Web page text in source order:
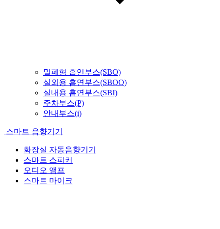
밀폐형 흡연부스(SBO)
실외용 흡연부스(SBOO)
실내용 흡연부스(SBI)
주차부스(P)
안내부스(i)
스마트 음향기기
화장실 자동음향기기
스마트 스피커
오디오 앰프
스마트 마이크